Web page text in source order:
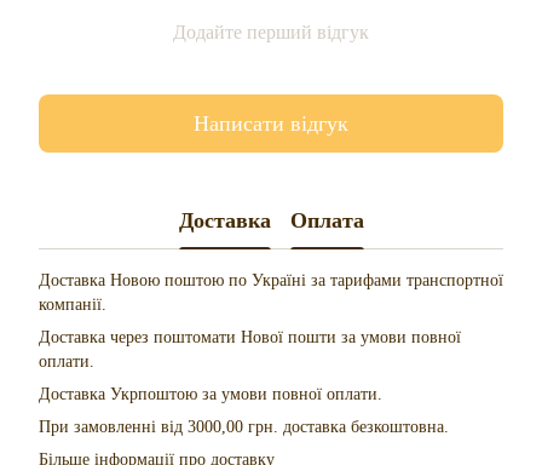
Додайте перший відгук
Написати відгук
Доставка Оплата
Доставка Новою поштою по Україні за тарифами транспортної
компанії.
Доставка через поштомати Нової пошти за умови повної
оплати.
Доставка Укрпоштою за умови повної оплати.
При замовленні від 3000,00 грн. доставка безкоштовна.
Більше інформації про доставку